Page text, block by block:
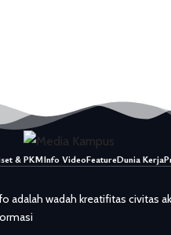
& PKMInfo VideoFeatureDunia Kerja
adalah wadah kreatifitas civitas